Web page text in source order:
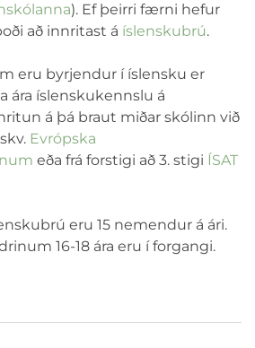
). Ef þeirri færni hefur
að innritast á íslenskubrú.
eru byrjendur í íslensku er
ára íslenskukennslu á
á þá braut miðar skólinn við
Evrópska
eða frá forstigi að 3. stigi ÍSAT
eru 15 nemendur á ári.
16-18 ára eru í forgangi.